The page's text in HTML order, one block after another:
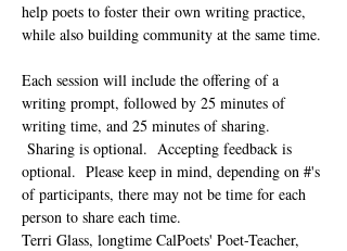
help poets to foster their own writing practice,
while also building community at the same time.
Each session will include the offering of a
writing prompt, followed by 25 minutes of
writing time, and 25 minutes of sharing.
Sharing is optional.  Accepting feedback is
optional.  Please keep in mind, depending on #'s
of participants, there may not be time for each
person to share each time.
Terri Glass, longtime CalPoets' Poet-Teacher,